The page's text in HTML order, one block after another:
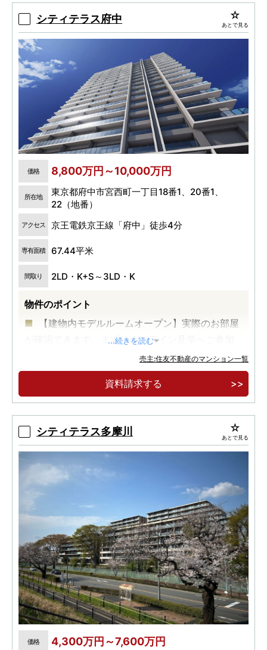
シティテラス府中 あとで見る
価格 8,800万円～10,000万円
所在地
東京都府中市宮西町一丁目18番1、20番1、
22（地番）
アクセス 京王電鉄京王線「府中」徒歩4分
専有面積 67.44平米
間取り 2LD・K+S～3LD・K
物件のポイント
【建物内モデルルームオープン】実際のお部屋
が確認できます、まずはオンライン見学へご参加
府中」駅徒歩4分、「府中本町」も徒歩10分で
利用でき、3駅2路線利用のマルチアクセスが可
能！
19階建122邸の「駅近」大規模レジデンス、テ
レワークラウンジや個別防災ロッカーなど共用部
...続きを読む
売主:住友不動産のマンション一覧
資料請求する
シティテラス多摩川 あとで見る
価格 4,300万円～7,600万円